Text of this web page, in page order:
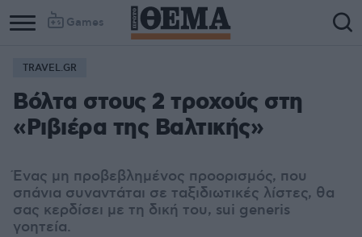
Games
TRAVEL.GR
Βόλτα στους 2 τροχούς στη
«Ριβιέρα της Βαλτικής»
Ένας μη προβεβλημένος προορισμός, που
σπάνια συναντάται σε ταξιδιωτικές λίστες, θα
σας κερδίσει με τη δική του, sui generis
γοητεία.